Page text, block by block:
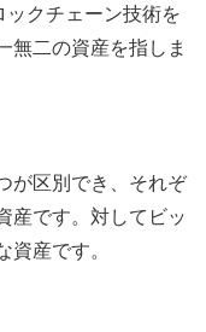
クチェーン技術を
無二の資産を指しま
が区別でき、それぞ
産です。対してビッ
資産です。